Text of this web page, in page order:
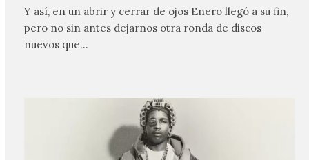
Y así, en un abrir y cerrar de ojos Enero llegó a su fin,
pero no sin antes dejarnos otra ronda de discos
nuevos que…